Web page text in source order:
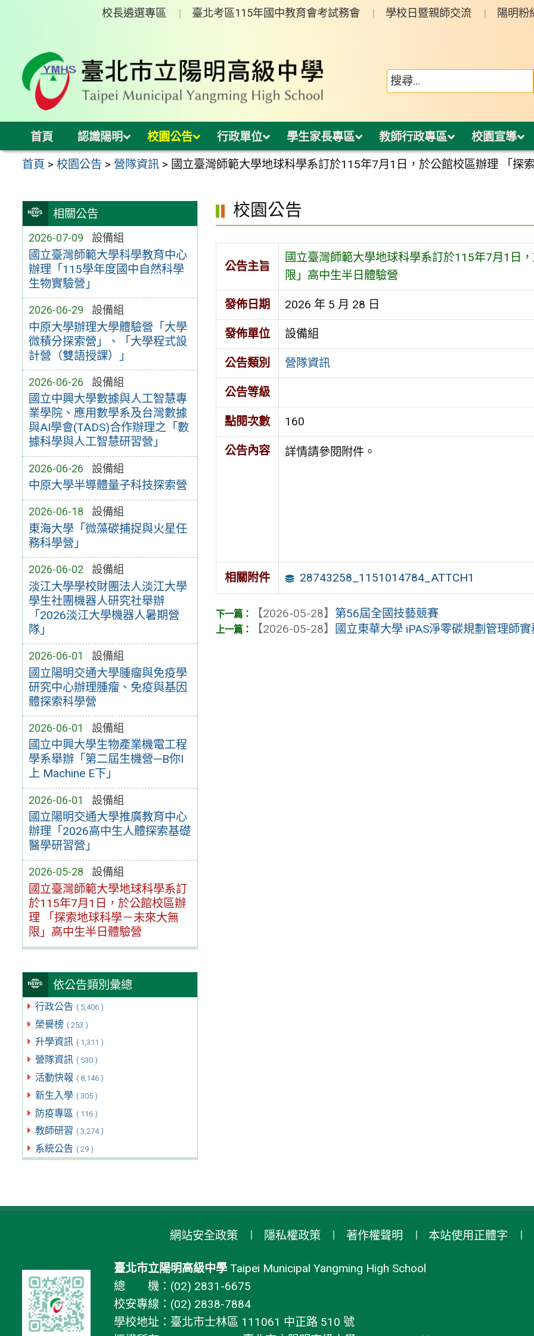
校長遴選專區 臺北考區115年國中教育會考試務會 學校日暨親師交流 陽明粉
首頁 認識陽明 校園公告 行政單位 學生家長專區 教師行政專區 校園宣導
首頁 >校園公告 > 營隊資訊 > 國立臺灣師範大學地球科學系訂於115年7月1日，於公館校區辦理 「探
相關公告
2026-07-09 設備組
國立臺灣師範大學科學教育中心
辦理「115學年度國中自然科學
生物實驗營」
2026-06-29 設備組
中原大學辦理大學體驗營「大學
微積分探索營」、「大學程式設
計營（雙語授課）」
2026-06-26 設備組
國立中興大學數據與人工智慧專
業學院、應用數學系及台灣數據
與AI學會(TADS)合作辦理之「數
據科學與人工智慧研習營」
2026-06-26 設備組
中原大學半導體量子科技探索營
2026-06-18 設備組
東海大學「微藻碳捕捉與火星任
務科學營」
2026-06-02 設備組
淡江大學學校財團法人淡江大學
學生社團機器人研究社舉辦
「2026淡江大學機器人暑期營
隊」
2026-06-01 設備組
國立陽明交通大學腫瘤與免疫學
研究中心辦理腫瘤、免疫與基因
體探索科學營
2026-06-01 設備組
國立中興大學生物產業機電工程
學系舉辦「第二屆生機營—B你I
上 Machine E下」
2026-06-01 設備組
國立陽明交通大學推廣教育中心
辦理「2026高中生人體探索基礎
醫學研習營」
2026-05-28 設備組
國立臺灣師範大學地球科學系訂
於115年7月1日，於公館校區辦
理 「探索地球科學－未來大無
限」高中生半日體驗營
依公告類別彙總
行政公告 ( 5,406 )
榮譽榜 ( 253 )
升學資訊 ( 1,311 )
營隊資訊 ( 530 )
活動快報 ( 8,146 )
新生入學 ( 305 )
防疫專區 ( 116 )
教師研習 ( 3,274 )
系統公告 ( 29 )
校園公告
公告主旨
國立臺灣師範大學地球科學系訂於115年7月1日
限」高中生半日體驗營
發佈日期 2026 年 5 月 28 日
發佈單位 設備組
公告類別 營隊資訊
公告等級
點閱次數 160
公告內容 詳情請參閱附件。
相關附件 28743258_1151014784_ATTCH1
【2026-05-28】 第56屆全國技藝競賽
【2026-05-28】
國立東華大學 iPAS淨零碳規劃管理師
網站安全政策 隱私權政策 著作權聲明 本站使用正體字
臺北市立陽明高級中學Taipei Municipal Yangming High School
總 機：(02) 2831-6675
校安專線：(02) 2838-7884
學校地址：臺北市士林區 111061 中正路 510 號